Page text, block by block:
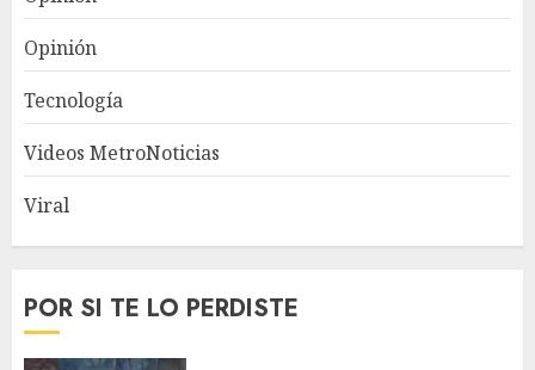
Opinión
Tecnología
Videos MetroNoticias
Viral
POR SI TE LO PERDISTE